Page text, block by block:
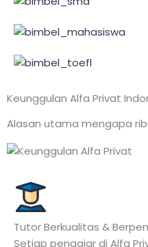
Keunggulan Alfa Privat
Alasan utama mengapa
Tutor Berkualitas &
Setiap pengajar di Alfa